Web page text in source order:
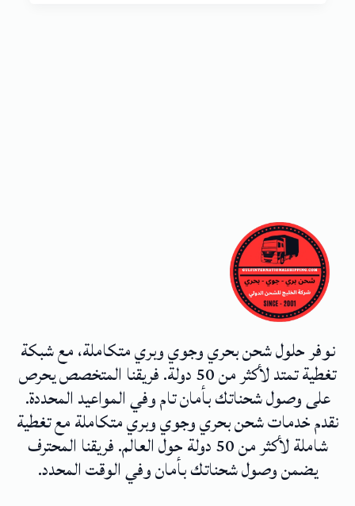
نوفر حلول شحن بحري وجوي وبري متكاملة، مع شبكة
تغطية تمتد لأكثر من 50 دولة. فريقنا المتخصص يحرص
على وصول شحناتك بأمان تام وفي المواعيد المحددة.
نقدم خدمات شحن بحري وجوي وبري متكاملة مع تغطية
شاملة لأكثر من 50 دولة حول العالم. فريقنا المحترف
يضمن وصول شحناتك بأمان وفي الوقت المحدد.